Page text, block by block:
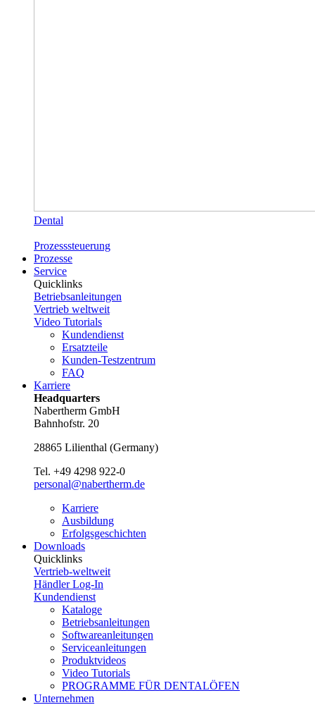
Dental
Prozesssteuerung
Prozesse
Service
Quicklinks
Betriebsanleitungen
Vertrieb weltweit
Video Tutorials
Kundendienst
Ersatzteile
Kunden-Testzentrum
FAQ
Karriere
Headquarters
Nabertherm GmbH
Bahnhofstr. 20
28865 Lilienthal (Germany)
Tel. +49 4298 922-0
personal@nabertherm.de
Karriere
Ausbildung
Erfolgsgeschichten
Downloads
Quicklinks
Vertrieb-weltweit
Händler Log-In
Kundendienst
Kataloge
Betriebsanleitungen
Softwareanleitungen
Serviceanleitungen
Produktvideos
Video Tutorials
PROGRAMME FÜR DENTALÖFEN
Unternehmen